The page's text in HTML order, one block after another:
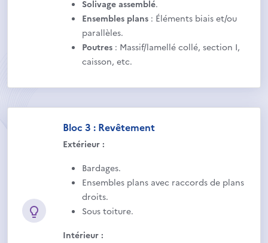
Solivage assemblé.
Ensembles plans : Éléments biais et/ou
parallèles.
Poutres : Massif/lamellé collé, section I,
caisson, etc.
Bloc 3 : Revêtement
Extérieur :
Bardages.
Ensembles plans avec raccords de plans
droits.
Sous toiture.
Intérieur :